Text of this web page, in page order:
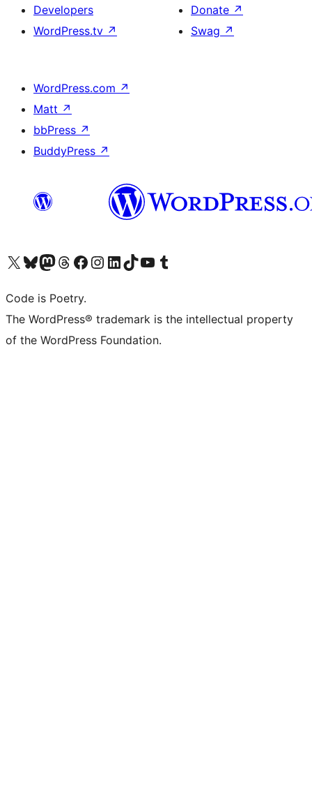
Developers
WordPress.tv ↗
Donate ↗
Swag ↗
WordPress.com ↗
Matt ↗
bbPress ↗
BuddyPress ↗
Visit our X (formerly Twitter) account
ഞങ്ങളുടെ ബ്ലൂസ്കൈ അക്കൗണ്ട് സന്ദർശിക്കുക
Visit our Mastodon account
ഞങ്ങളുടെ ത്രെഡ്സ് അക്കൗണ്ട് സന്ദർശിക്കുക
Visit our Facebook page
Visit our Instagram account
Visit our LinkedIn account
ഞങ്ങളുടെ ടിക് ടോക് അക്കൗണ്ട് സന്ദർശിക്കുക
Visit our YouTube channel
ഞങ്ങളുടെ ടംബ്ലർ അക്കൗണ്ട് സന്ദർശിക്കുക
Code is Poetry.
The WordPress® trademark is the intellectual property
of the WordPress Foundation.